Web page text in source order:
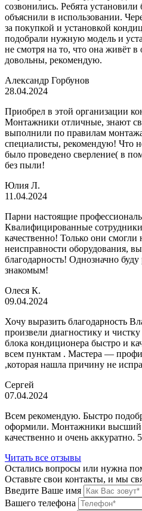
созвонились. Ребята установили
объяснили в использовании.
за покупкой и установкой
подобрали нужную модель и
не смотря на то, что она живёт в
довольны, рекомендую.
Александр Горбунов
28.04.2024
Приобрел в этой организации
Монтажники отличные, знают
выполнили по правилам
специалисты, рекомендую! Что
было проведено сверление( в
без пыли!
Юлия Л.
11.04.2024
Парни настоящие
Квалифицированные
качественно! Только они
неисправности оборудования,
благодарность! Однозначно
знакомым!
Олеся К.
09.04.2024
Хочу выразить благодарность
произвели диагностику и
блока кондиционера быстро и
всем пунктам . Мастера —
,которая нашла причину не
Сергей
07.04.2024
Всем рекомендую. Быстро
оформили. Монтажники высший
качественно и очень аккуратно.
Читать все отзывы
Остались вопросы или нужна
Оставьте свои контакты, и мы
Введите Ваше имя
Вашего телефона